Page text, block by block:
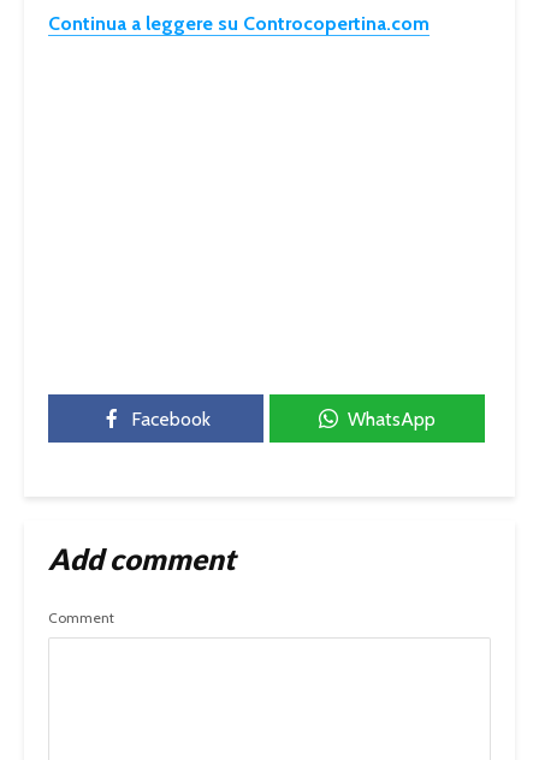
Continua a leggere su Controcopertina.com
Facebook WhatsApp
Add comment
Comment